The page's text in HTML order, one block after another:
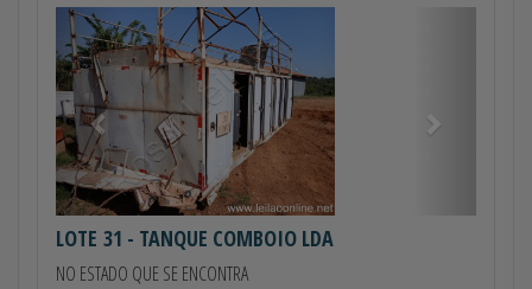
Anterior
LOTE 31 - TANQUE COMBOIO LDA
NO ESTADO QUE SE ENCONTRA